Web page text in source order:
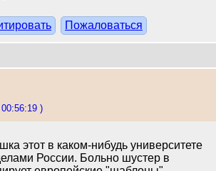
Пожаловаться
)
этот в каком-нибудь университете
России. Больно шустер в